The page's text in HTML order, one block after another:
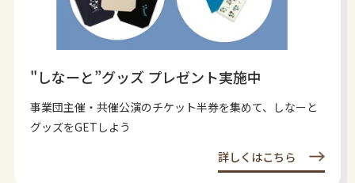
"しなーと”グッズ プレゼント実施中
事業団主催・共催公演のチケット半券を集めて、しなーと
グッズをGETしよう
詳しくはこちら